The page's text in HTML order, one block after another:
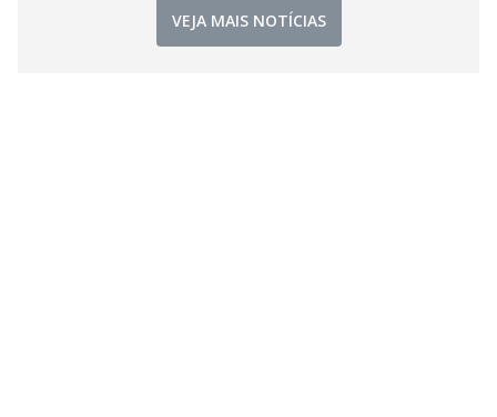
VEJA MAIS NOTÍCIAS